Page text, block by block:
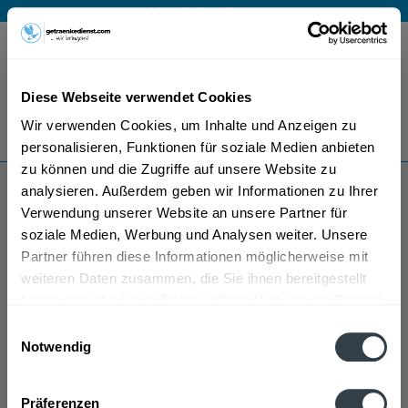
Diese Webseite verwendet Cookies
Wir verwenden Cookies, um Inhalte und Anzeigen zu
personalisieren, Funktionen für soziale Medien anbieten
zu können und die Zugriffe auf unsere Website zu
analysieren. Außerdem geben wir Informationen zu Ihrer
Verwendung unserer Website an unsere Partner für
soziale Medien, Werbung und Analysen weiter. Unsere
Partner führen diese Informationen möglicherweise mit
weiteren Daten zusammen, die Sie ihnen bereitgestellt
Notwendig
Präferenzen
Mo – Fr 9 – 17 Uhr
Menü
Bestellung widerrufen
Es gilt unsere Datenschutzerklärung
Schloss Lichtenstein
Schloss Lichtenstein wird in den folgenden Regionen,
Städten, Orten und Postleitzahl-Gebieten geliefert